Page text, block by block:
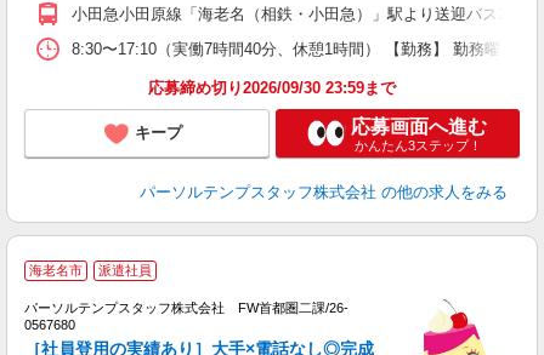
小田急小田原線「海老名（相鉄・小田急）」駅より送迎バス20分
8:30〜17:10（実働7時間40分、休憩1時間） 【勤務】 勤務曜日
応募締め切り2026/09/30 23:59まで
キープ 応募画面へ進む
かんたん3ステップ！
パーソルテンプスタッフ株式会社 の他の求人をみる
海老名市 派遣社員
パーソルテンプスタッフ株式会社 FW首都圏二課/26-
0567680
［社員登用の実績あり］大手×電話なし◎完成